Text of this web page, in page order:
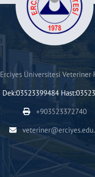
Erciyes Üniversitesi Veteriner
Dek:03523399484
+903523372740